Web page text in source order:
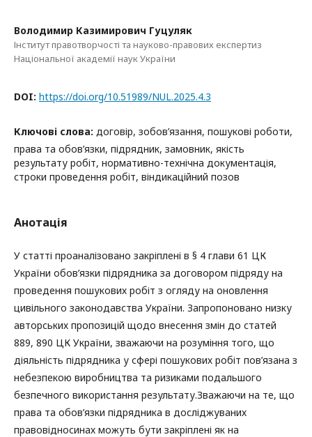
Володимир Казимирович Гуцуляк
Інститут правотворчості та науково-правових експертиз
Національної академії наук України
DOI: https://doi.org/10.51989/NUL.2025.4.3
Ключові слова: договір, зобов’язання, пошукові роботи,
права та обов’язки, підрядник, замовник, якість
результату робіт, нормативно-технічна документація,
строки проведення робіт, віндикаційний позов
Анотація
У статті проаналізовано закріплені в § 4 глави 61 ЦК
України обов’язки підрядника за договором підряду на
проведення пошукових робіт з огляду на оновлення
цивільного законодавства України. Запропоновано низку
авторських пропозицій щодо внесення змін до статей
889, 890 ЦК України, зважаючи на розуміння того, що
діяльність підрядника у сфері пошукових робіт пов’язана з
небезпекою виробництва та ризиками подальшого
безпечного використання результату.Зважаючи на те, що
права та обов’язки підрядника в досліджуваних
правовідносинах можуть бути закріплені як на